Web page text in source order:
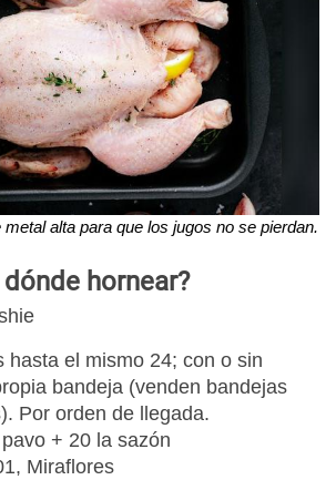
alta para que los jugos no se pierdan.
hornear?
hasta el mismo 24; con o sin
bandeja (venden bandejas
Por orden de llegada.
+ 20 la sazón
Miraflores